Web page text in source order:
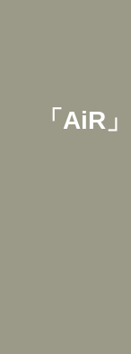
「 AiR